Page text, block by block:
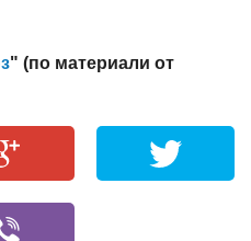
" (по материали от